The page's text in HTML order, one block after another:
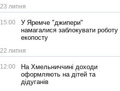
23 липня
15:00
У Яремче "джипери"
намагалися заблокувати роботу
екопосту
22 липня
12:00
На Хмельниччині доходи
оформляють на дітей та
дідуганів